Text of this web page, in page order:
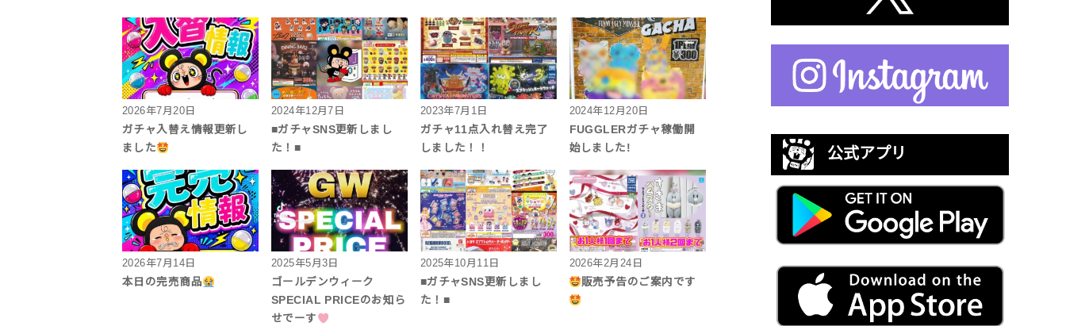
2026年7月20日
ガチャ入替え情報更新し
ました
2024年12月7日
■ガチャSNS更新しまし
た！■
2023年7月1日
ガチャ11点入れ替え完了
しました！！
2024年12月20日
FUGGLERガチャ稼働開
始しました!
2026年7月14日
本日の完売商品
2025年5月3日
ゴールデンウィーク
SPECIAL PRICEのお知ら
せでーす
2025年10月11日
■ガチャSNS更新しまし
た！■
2026年2月24日
販売予告のご案内です
公式アプリ